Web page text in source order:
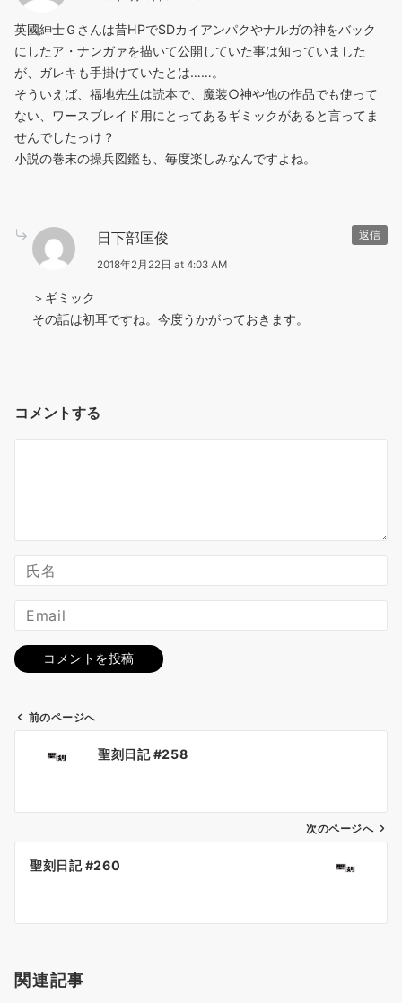
英國紳士Ｇさんは昔HPでSDカイアンパクやナルガの神をバック
にしたア・ナンガァを描いて公開していた事は知っていました
が、ガレキも手掛けていたとは……。
そういえば、福地先生は読本で、魔装○神や他の作品でも使って
ない、ワースブレイド用にとってあるギミックがあると言ってま
せんでしたっけ？
小説の巻末の操兵図鑑も、毎度楽しみなんですよね。
返信
日下部匡俊
2018年2月22日 at 4:03 AM
＞ギミック
その話は初耳ですね。今度うかがっておきます。
コメントする
ン
前のページへ
聖刻日記 #258
次のページへ
聖刻日記 #260
関連記事